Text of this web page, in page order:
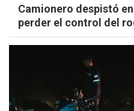
Camionero despistó
perder el control del